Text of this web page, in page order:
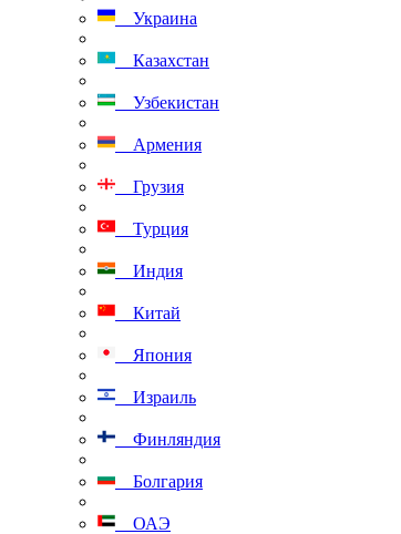
Украина
Казахстан
Узбекистан
Армения
Грузия
Турция
Индия
Китай
Япония
Израиль
Финляндия
Болгария
ОАЭ